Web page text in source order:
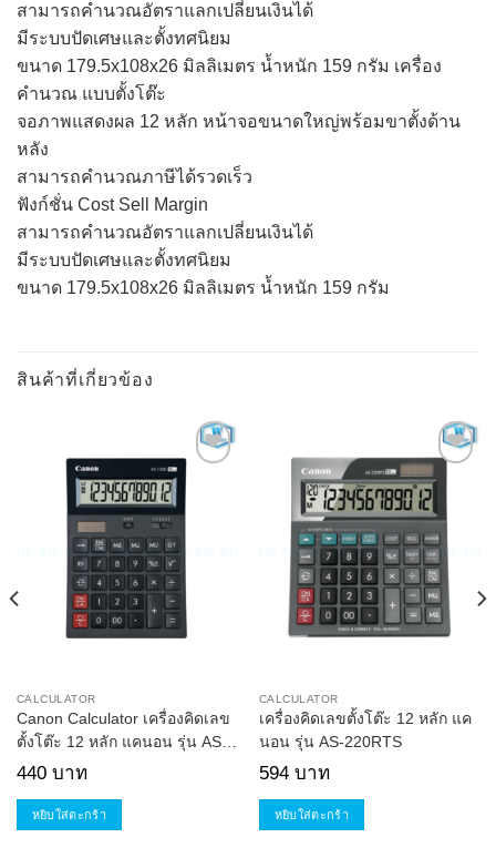
สามารถคำนวณอัตราแลกเปลี่ยนเงินได้
มีระบบปัดเศษและตั้งทศนิยม
ขนาด 179.5x108x26 มิลลิเมตร น้ำหนัก 159 กรัม เครื่อง
คำนวณ แบบตั้งโต๊ะ
จอภาพแสดงผล 12 หลัก หน้าจอขนาดใหญ่พร้อมขาตั้งด้าน
หลัง
สามารถคำนวณภาษีได้รวดเร็ว
ฟังก์ชั่น Cost Sell Margin
สามารถคำนวณอัตราแลกเปลี่ยนเงินได้
มีระบบปัดเศษและตั้งทศนิยม
ขนาด 179.5x108x26 มิลลิเมตร น้ำหนัก 159 กรัม
สินค้าที่เกี่ยวข้อง
Add to
CALCULATOR
Canon Calculator เครื่องคิดเลข
ตั้งโต๊ะ 12 หลัก แคนอน รุ่น AS-
1200
440 บาท
หยิบใส่ตะกร้า
Add to
Wishlist
CALCULATOR
เครื่องคิดเลขตั้งโต๊ะ 12 หลัก แค
นอน รุ่น AS-220RTS
594 บาท
หยิบใส่ตะกร้า